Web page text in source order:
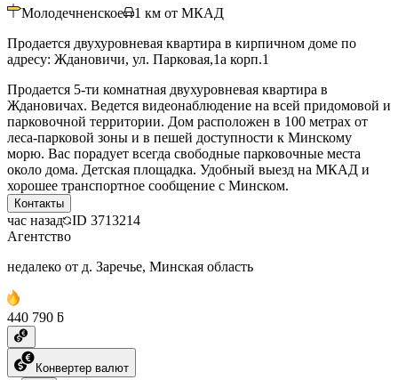
Молодечненское 1 км от МКАД
Продается двухуровневая квартира в кирпичном доме по
адресу: Ждановичи, ул. Парковая,1а корп.1
Продается 5-ти комнатная двухуровневая квартира в
Ждановичах. Ведется видеонаблюдение на всей придомовой и
парковочной территории. Дом расположен в 100 метрах от
леса-парковой зоны и в пешей доступности к Минскому
морю. Вас порадует всегда свободные парковочные места
около дома. Детская площадка. Удобный выезд на МКАД и
хорошее транспортное сообщение с Минском.
Контакты
час назад ID 3713214
Агентство
недалеко от д. Заречье, Минская область
440 790 ƃ
Конвертер валют